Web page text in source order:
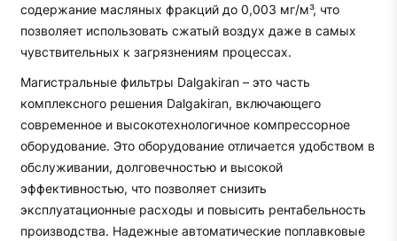
содержание масляных фракций до 0,003 мг/м³, что
позволяет использовать сжатый воздух даже в самых
чувствительных к загрязнениям процессах.
Магистральные фильтры Dalgakiran – это часть
комплексного решения Dalgakiran, включающего
современное и высокотехнологичное компрессорное
оборудование. Это оборудование отличается удобством в
обслуживании, долговечностью и высокой
эффективностью, что позволяет снизить
эксплуатационные расходы и повысить рентабельность
производства. Надежные автоматические поплавковые